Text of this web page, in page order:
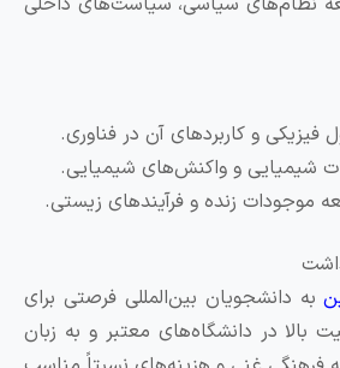
و کاربردهای آن در فناوری.
و واکنش‌های شیمیایی.
زنده و فرآیندهای زیستی.
دانشجویان بین‌المللی فرصتی برای
در دانشگاه‌های معتبر و به زبان